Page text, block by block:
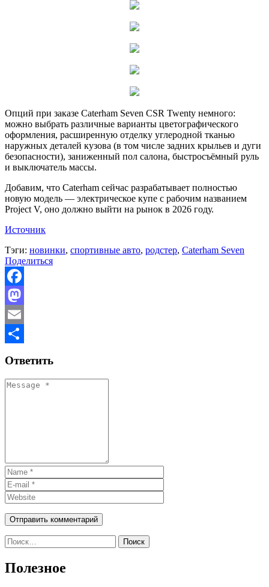
Опций при заказе Caterham Seven CSR Twenty немного:
можно выбрать различные варианты цветографического
оформления, расширенную отделку углеродной тканью
наружных деталей кузова (в том числе задних крыльев и дуги
безопасности), заниженный пол салона, быстросъёмный руль
и выключатель массы.
Добавим, что Caterham сейчас разрабатывает полностью
новую модель — электрическое купе с рабочим названием
Project V, оно должно выйти на рынок в 2026 году.
Источник
Тэги: новинки, спортивные авто, родстер, Caterham Seven
Поделиться
Facebook
Mastodon
Email
Ответить
Найти:
Полезное